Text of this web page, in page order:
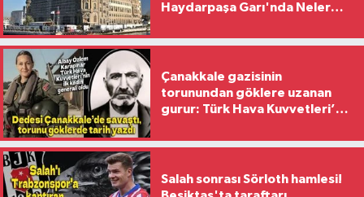
Haydarpaşa Garı'nda Neler
Çanakkale gazisinin
torunundan göklere uzanan
gurur: Türk Hava Kuvvetleri’nin
Salah sonrası Sörloth hamlesi!